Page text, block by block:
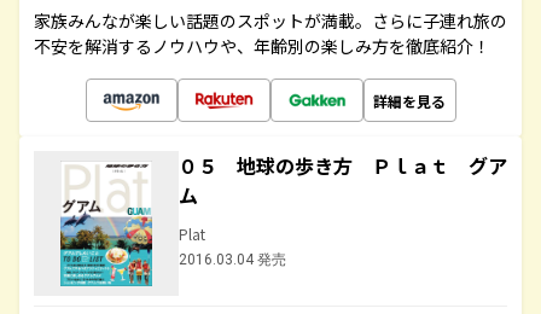
家族みんなが楽しい話題のスポットが満載。さらに子連れ旅の
不安を解消するノウハウや、年齢別の楽しみ方を徹底紹介！
詳細を見る
０５ 地球の歩き方 Ｐｌａｔ グア
ム
Plat
2016.03.04 発売